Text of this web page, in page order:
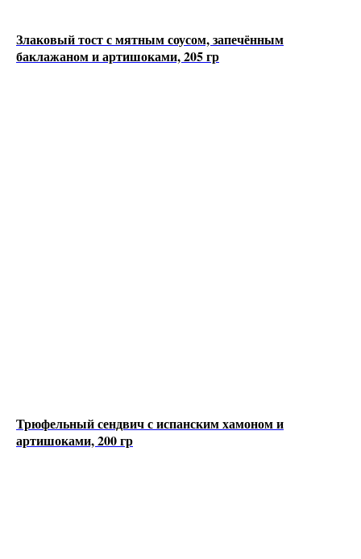
Злаковый тост с мятным соусом, запечённым
баклажаном и артишоками, 205 гр
Трюфельный сендвич с испанским хамоном и
артишоками, 200 гр